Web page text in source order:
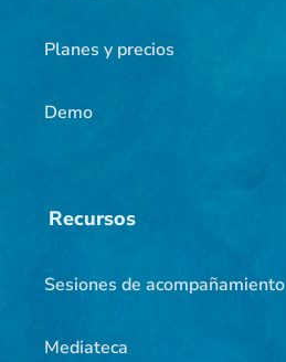
Planes y precios
Demo
Recursos
Sesiones de acompañamiento
Mediateca